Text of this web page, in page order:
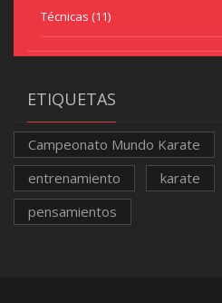
Técnicas (11)
ETIQUETAS
Campeonato Mundo Karate
entrenamiento
karate
pensamientos